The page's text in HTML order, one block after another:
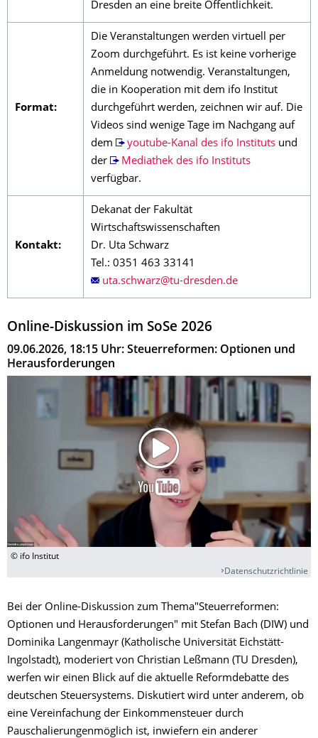
Dresden an eine breite Öffentlichkeit.
Format:
Die Veranstaltungen werden virtuell per
Zoom durchgeführt. Es ist keine vorherige
Anmeldung notwendig. Veranstaltungen,
die in Kooperation mit dem ifo Institut
durchgeführt werden, zeichnen wir auf. Die
Videos sind wenige Tage im Nachgang auf
dem
youtube-Kanal des ifo Instituts und
der
Mediathek des ifo Instituts
verfügbar.
Kontakt:
Dekanat der Fakultät
Wirtschaftswissenschaften
Dr. Uta Schwarz
Tel.: 0351 463 33141
Online-Diskussion im SoSe 2026
09.06.2026, 18:15 Uhr: Steuerreformen: Optionen und
Herausforderungen
© ifo Institut
Datenschutzrichtlinie
Bei der Online-Diskussion zum Thema"Steuerreformen:
Optionen und Herausforderungen" mit Stefan Bach (DIW) und
Dominika Langenmayr (Katholische Universität Eichstätt-
Ingolstadt), moderiert von Christian Leßmann (TU Dresden),
werfen wir einen Blick auf die aktuelle Reformdebatte des
deutschen Steuersystems. Diskutiert wird unter anderem, ob
eine Vereinfachung der Einkommensteuer durch
Pauschalierungenmöglich ist, inwiefern ein anderer